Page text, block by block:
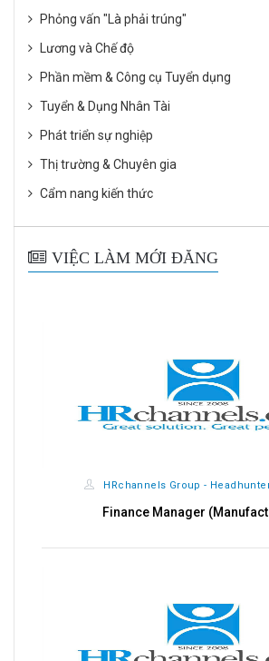
Phỏng vấn "Là phải trúng"
Lương và Chế độ
Phần mềm & Công cụ Tuyển dụng
Tuyển & Dụng Nhân Tài
Phát triển sự nghiệp
Thị trường & Chuyên gia
Cẩm nang kiến thức
VIỆC LÀM MỚI ĐĂNG
HRchannels Group -
Finance Manager